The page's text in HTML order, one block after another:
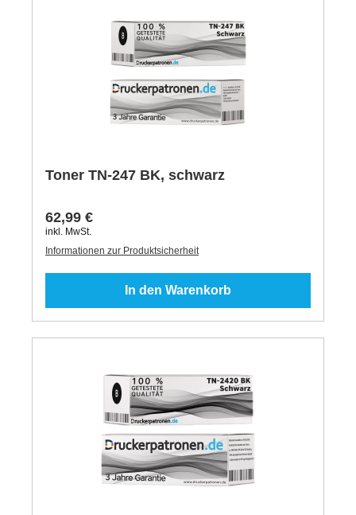
Toner TN-247 BK, schwarz
62,99 €
inkl. MwSt.
Informationen zur Produktsicherheit
In den Warenkorb